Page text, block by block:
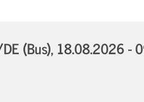
(Bus), 18.08.2026 -